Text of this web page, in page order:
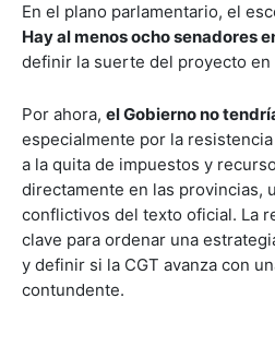
En el plano parlamentario, el
Hay al menos ocho senadores
definir la suerte del proyecto en
Por ahora, el Gobierno no
especialmente por la
a la quita de impuestos y
directamente en las provincias,
conflictivos del texto oficial. La
clave para ordenar una
y definir si la CGT avanza con
contundente.